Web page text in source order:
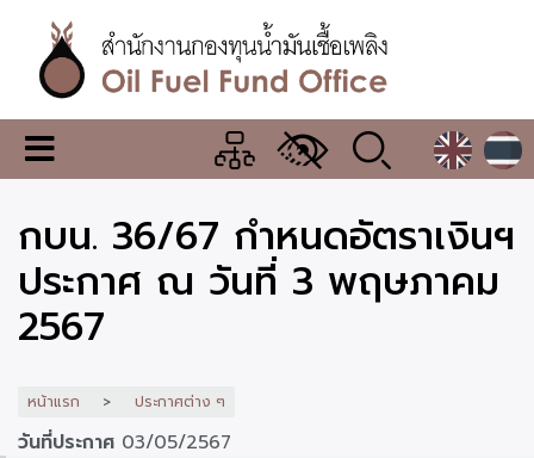
เนื้อหา
หลักสำนักงาน
กองทุน
น้ำมัน
เชื้อ
เพลิง
เมนู
เปลี่ยน
แสดง
ผล
กบน. 36/67 กำหนดอัตราเงินฯ
ประกาศ ณ วันที่ 3 พฤษภาคม
2567
หน้าแรก ประกาศต่าง ๆ
วันที่ประกาศ 03/05/2567